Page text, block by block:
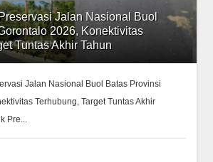
Jalan Nasional Buol
2026, Konektivitas
Tuntas Akhir Tahun
Jalan Nasional Buol Batas Provinsi
Terhubung, Target Tuntas Akhir
Pre...